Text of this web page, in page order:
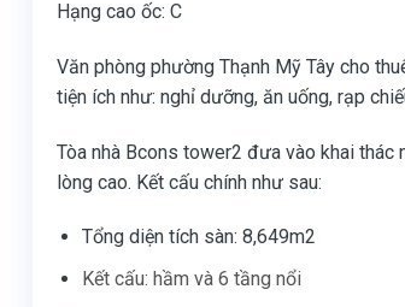
Hạng cao ốc: C
Văn phòng phường Thạnh Mỹ Tây cho
tiện ích như: nghỉ dưỡng, ăn uống, rạp
Tòa nhà Bcons tower2 đưa vào khai
lòng cao. Kết cấu chính như sau:
Tổng diện tích sàn: 8,649m2
Kết cấu: hầm và 6 tầng nổi